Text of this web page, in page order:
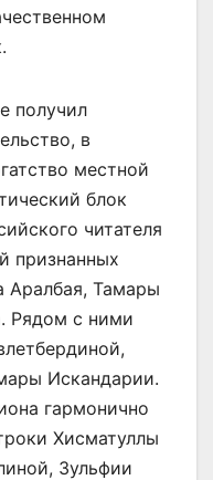
получил
в
местной
блок
читателя
признанных
Аралбая, Тамары
Рядом с ними
Искандарии.
гармонично
Хисматуллы
Зульфии